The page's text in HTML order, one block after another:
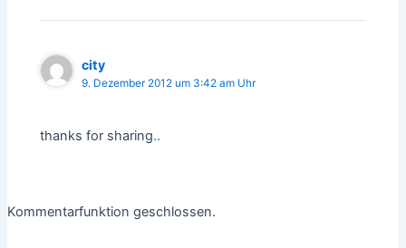
city
9. Dezember 2012 um 3:42 am Uhr
thanks for sharing..
Kommentarfunktion geschlossen.